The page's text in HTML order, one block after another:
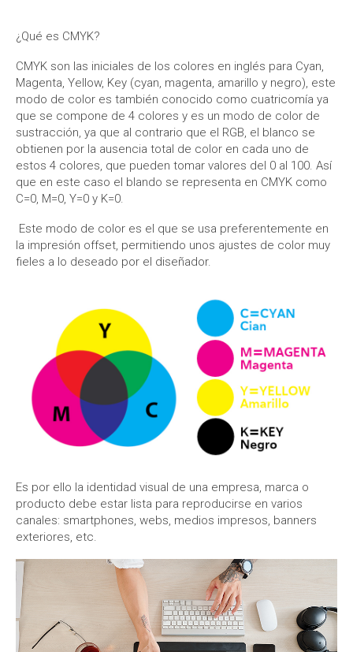
¿Qué es CMYK?
CMYK son las iniciales de los colores en inglés para Cyan,
Magenta, Yellow, Key (cyan, magenta, amarillo y negro), este
modo de color es también conocido como cuatricomía ya
que se compone de 4 colores y es un modo de color de
sustracción, ya que al contrario que el RGB, el blanco se
obtienen por la ausencia total de color en cada uno de
estos 4 colores, que pueden tomar valores del 0 al 100. Así
que en este caso el blando se representa en CMYK como
C=0, M=0, Y=0 y K=0.
Este modo de color es el que se usa preferentemente en
la impresión offset, permitiendo unos ajustes de color muy
fieles a lo deseado por el diseñador.
Es por ello la identidad visual de una empresa, marca o
producto debe estar lista para reproducirse en varios
canales: smartphones, webs, medios impresos, banners
exteriores, etc.